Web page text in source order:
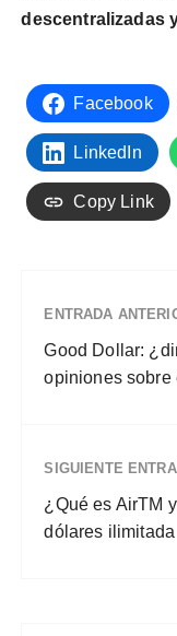
descentralizadas
Facebook
LinkedIn
Copy Link
ENTRADA
Good Dollar:
opiniones sobre
SIGUIENTE
¿Qué es AirTM
dólares ilimitada